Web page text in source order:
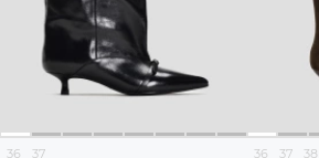
36 37 36 37 38